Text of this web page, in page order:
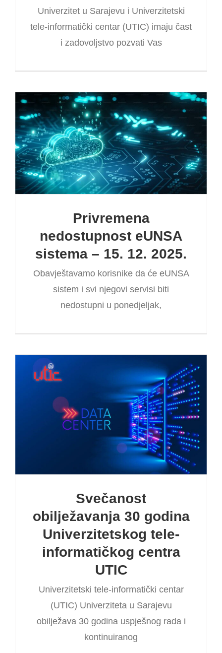
Univerzitet u Sarajevu i Univerzitetski
tele-informatički centar (UTIC) imaju čast
i zadovoljstvo pozvati Vas
Privremena
nedostupnost eUNSA
sistema – 15. 12. 2025.
Obavještavamo korisnike da će eUNSA
sistem i svi njegovi servisi biti
nedostupni u ponedjeljak,
Svečanost
obilježavanja 30 godina
Univerzitetskog tele-
informatičkog centra
UTIC
Univerzitetski tele-informatički centar
(UTIC) Univerziteta u Sarajevu
obilježava 30 godina uspješnog rada i
kontinuiranog